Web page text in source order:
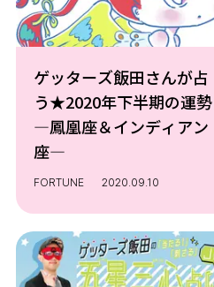
ゲッターズ飯田さんが占
う★2020年下半期の運勢
―鳳凰座＆インディアン
座―
FORTUNE 2020.09.10